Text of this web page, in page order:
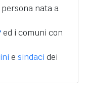
nata a
ed i comuni con
e sindaci dei